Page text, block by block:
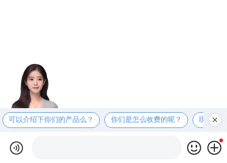
可以介绍下你们的产品么？ 你们是怎么收费的呢？ 现在有